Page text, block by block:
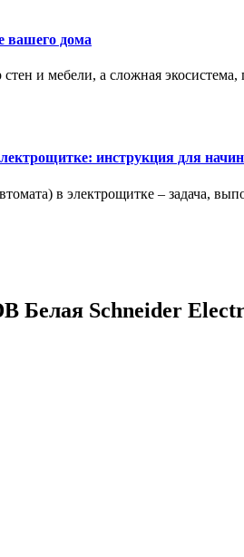
вашего дома
и мебели, а сложная
инструкция для
в электрощитке – задача,
Белая Schneider